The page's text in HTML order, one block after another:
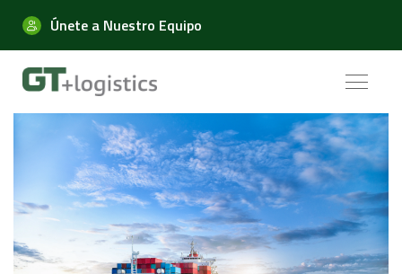
Únete a Nuestro Equipo